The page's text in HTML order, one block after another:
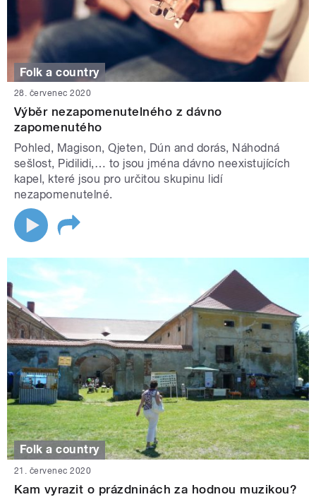
Folk a country
28. červenec 2020
Výběr nezapomenutelného z dávno
zapomenutého
Pohled, Magison, Qjeten, Dún and dorás, Náhodná
sešlost, Pidilidi,… to jsou jména dávno neexistujících
kapel, které jsou pro určitou skupinu lidí
nezapomenutelné.
Folk a country
21. červenec 2020
Kam vyrazit o prázdninách za hodnou muzikou?